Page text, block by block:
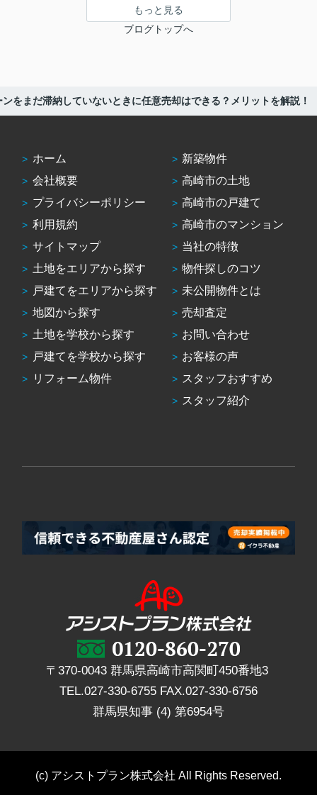
もっと見る
ブログトップへ
をまだ滞納していないときに任意売却はできる？メリットを解説！
ホーム
会社概要
プライバシーポリシー
利用規約
サイトマップ
土地をエリアから探す
戸建てをエリアから探す
地図から探す
土地を学校から探す
戸建てを学校から探す
リフォーム物件
新築物件
高崎市の土地
高崎市の戸建て
高崎市のマンション
当社の特徴
物件探しのコツ
未公開物件とは
売却査定
お問い合わせ
お客様の声
スタッフおすすめ
スタッフ紹介
〒370-0043 群馬県高崎市高関町450番地3
TEL.027-330-6755 FAX.027-330-6756
群馬県知事 (4) 第6954号
(c) アシストプラン株式会社 All Rights Reserved.